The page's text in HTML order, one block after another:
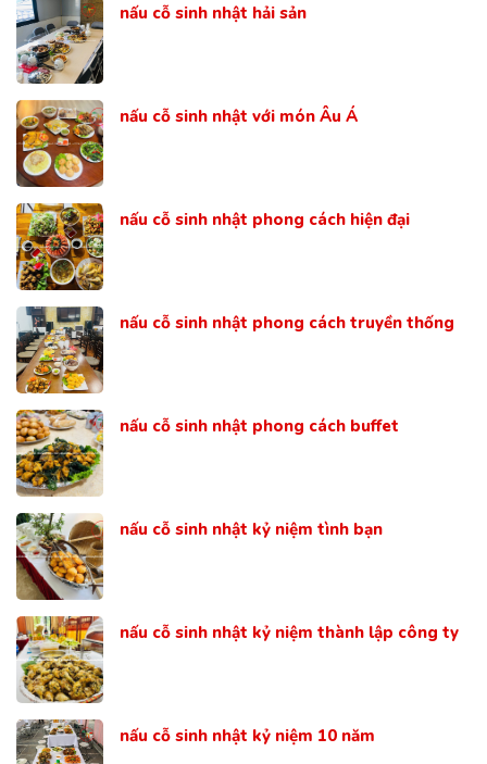
nấu cỗ sinh nhật hải sản
nấu cỗ sinh nhật với món Âu Á
nấu cỗ sinh nhật phong cách hiện đại
nấu cỗ sinh nhật phong cách truyền thống
nấu cỗ sinh nhật phong cách buffet
nấu cỗ sinh nhật kỷ niệm tình bạn
nấu cỗ sinh nhật kỷ niệm thành lập công ty
nấu cỗ sinh nhật kỷ niệm 10 năm